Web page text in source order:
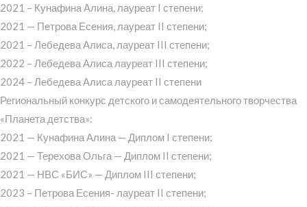
2021 – Кунафина Алина, лауреат I степени;
2021 — Петрова Есения, лауреат II степени;
2021 – Лебедева Алиса, лауреат III степени;
2022 – Лебедева Алиса лауреат III степени;
2024 – Лебедева Алиса лауреат II степени
Региональный конкурс детского и самодеятельного творчества
«Планета детства»:
2021 — Кунафина Алина — Диплом I степени;
2021 — Терехова Ольга — Диплом II степени;
2021 — НВС «БИС» — Диплом III степени;
2023 – Петрова Есения- лауреат II степени;